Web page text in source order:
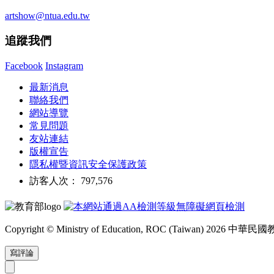
artshow@ntua.edu.tw
追蹤我們
Facebook Instagram
最新消息
聯絡我們
網站導覽
常見問題
友站連結
版權宣告
隱私權暨資訊安全保護政策
訪客人次： 797,576
Copyright © Ministry of Education, ROC (Taiwan) 2026 中華民國
寫評論